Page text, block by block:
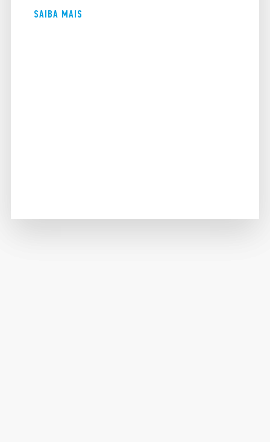
SAIBA MAIS